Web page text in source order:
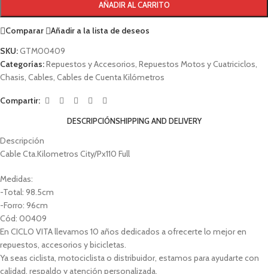
AÑADIR AL CARRITO
Comparar
Añadir a la lista de deseos
SKU:GTM00409
Categorías:Repuestos y Accesorios Repuestos Motos y Cuatriciclos
Chasis Cables Cables de Cuenta Kilómetros
Compartir:
DESCRIPCIÓNSHIPPING AND DELIVERY
Descripción
Cable Cta.Kilometros City/Px110 Full
Medidas:
-Total: 98.5cm
-Forro: 96cm
Cód: 00409
En CICLO VITA llevamos 10 años dedicados a ofrecerte lo mejor en
repuestos, accesorios y bicicletas.
Ya seas ciclista, motociclista o distribuidor, estamos para ayudarte con
calidad, respaldo y atención personalizada.